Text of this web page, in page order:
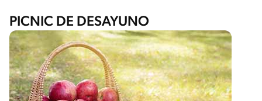
PICNIC DE DESAYUNO